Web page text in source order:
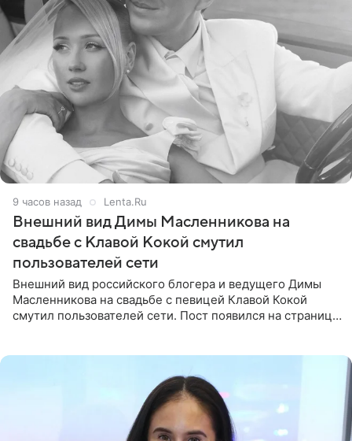
9 часов назад Lenta.Ru
Внешний вид Димы Масленникова на
свадьбе с Клавой Кокой смутил
пользователей сети
Внешний вид российского блогера и ведущего Димы
Масленникова на свадьбе с певицей Клавой Кокой
смутил пользователей сети. Пост появился на странице